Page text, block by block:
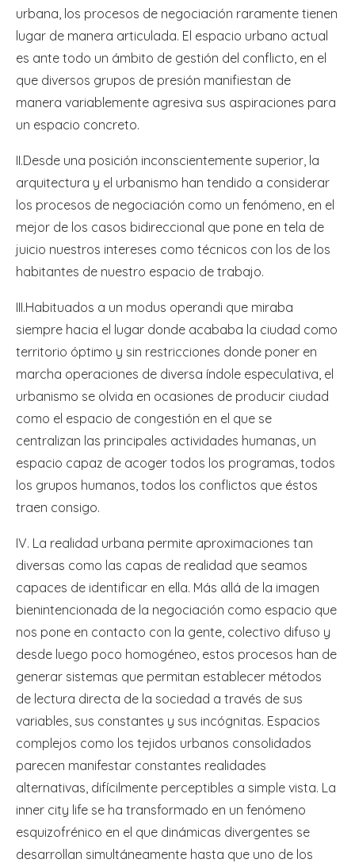
urbana, los procesos de negociación raramente tienen
lugar de manera articulada. El espacio urbano actual
es ante todo un ámbito de gestión del conflicto, en el
que diversos grupos de presión manifiestan de
manera variablemente agresiva sus aspiraciones para
un espacio concreto.
II.Desde una posición inconscientemente superior, la
arquitectura y el urbanismo han tendido a considerar
los procesos de negociación como un fenómeno, en el
mejor de los casos bidireccional que pone en tela de
juicio nuestros intereses como técnicos con los de los
habitantes de nuestro espacio de trabajo.
III.Habituados a un modus operandi que miraba
siempre hacia el lugar donde acababa la ciudad como
territorio óptimo y sin restricciones donde poner en
marcha operaciones de diversa índole especulativa, el
urbanismo se olvida en ocasiones de producir ciudad
como el espacio de congestión en el que se
centralizan las principales actividades humanas, un
espacio capaz de acoger todos los programas, todos
los grupos humanos, todos los conflictos que éstos
traen consigo.
IV. La realidad urbana permite aproximaciones tan
diversas como las capas de realidad que seamos
capaces de identificar en ella. Más allá de la imagen
bienintencionada de la negociación como espacio que
nos pone en contacto con la gente, colectivo difuso y
desde luego poco homogéneo, estos procesos han de
generar sistemas que permitan establecer métodos
de lectura directa de la sociedad a través de sus
variables, sus constantes y sus incógnitas. Espacios
complejos como los tejidos urbanos consolidados
parecen manifestar constantes realidades
alternativas, difícilmente perceptibles a simple vista. La
inner city life se ha transformado en un fenómeno
esquizofrénico en el que dinámicas divergentes se
desarrollan simultáneamente hasta que uno de los